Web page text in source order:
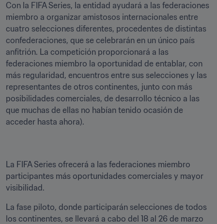
Con la FIFA Series, la entidad ayudará a las federaciones
miembro a organizar amistosos internacionales entre
cuatro selecciones diferentes, procedentes de distintas
confederaciones, que se celebrarán en un único país
anfitrión. La competición proporcionará a las
federaciones miembro la oportunidad de entablar, con
más regularidad, encuentros entre sus selecciones y las
representantes de otros continentes, junto con más
posibilidades comerciales, de desarrollo técnico a las
que muchas de ellas no habían tenido ocasión de
acceder hasta ahora).
La FIFA Series ofrecerá a las federaciones miembro
participantes más oportunidades comerciales y mayor
visibilidad.
La fase piloto, donde participarán selecciones de todos
los continentes, se llevará a cabo del 18 al 26 de marzo